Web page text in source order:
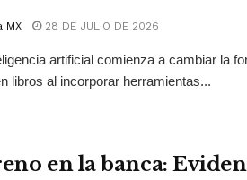
MX 28 DE JULIO DE 2026
artificial comienza a cambiar la
libros al incorporar herramientas...
en la banca: